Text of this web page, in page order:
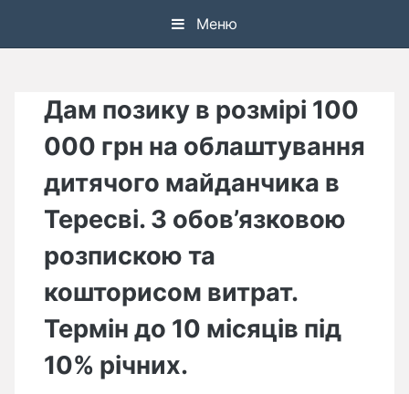
Меню
Дам позику в розмірі 100
000 грн на облаштування
дитячого майданчика в
Тересві. З обов’язковою
розпискою та
кошторисом витрат.
Термін до 10 місяців під
10% річних.